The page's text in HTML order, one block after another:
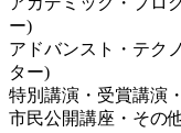
ー)
アドバンスト・テク
ター)
特別講演・受賞講演
市民公開講座・その